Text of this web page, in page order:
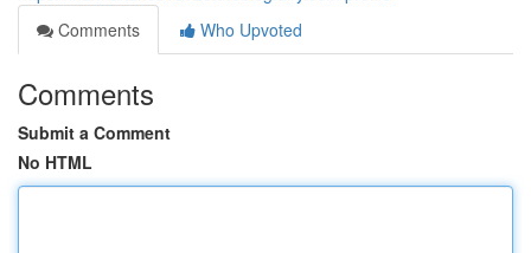
Comments
Who Upvoted
Comments
Submit a Comment
No HTML